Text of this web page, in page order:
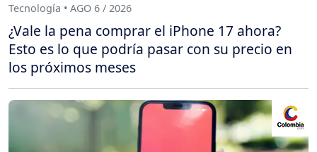
Tecnología • AGO 6 / 2026
¿Vale la pena comprar el iPhone 17 ahora?
Esto es lo que podría pasar con su precio en
los próximos meses